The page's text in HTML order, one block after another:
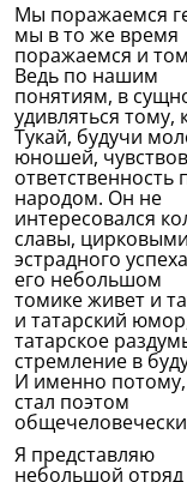
Мы поражаемся
мы в то же время
поражаемся и
Ведь по нашим
понятиям, в
удивляться тому,
Тукай, будучи
юношей,
народом. Он не
интересовался
славы,
эстрадного
его небольшом
томике живет и
и татарский
татарское
стремление в
И именно потому,
стал поэтом
Я представляю
небольшой